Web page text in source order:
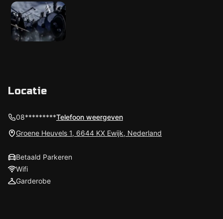
Locatie
08*********Telefoon weergeven
Groene Heuvels 1, 6644 KX Ewijk, Nederland
Betaald Parkeren
Wifi
Garderobe